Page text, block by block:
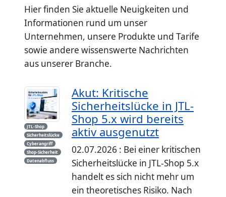
Hier finden Sie aktuelle Neuigkeiten und
Informationen rund um unser
Unternehmen, unsere Produkte und Tarife
sowie andere wissenswerte Nachrichten
aus unserer Branche.
JTL-Shop
Sicherheitslücke
Cyberangriff
Shop-Sicherheit
Datenabfluss
Akut: Kritische
Sicherheitslücke in JTL-
Shop 5.x wird bereits
aktiv ausgenutzt
02.07.2026 : Bei einer kritischen
Sicherheitslücke in JTL-Shop 5.x
handelt es sich nicht mehr um
ein theoretisches Risiko. Nach